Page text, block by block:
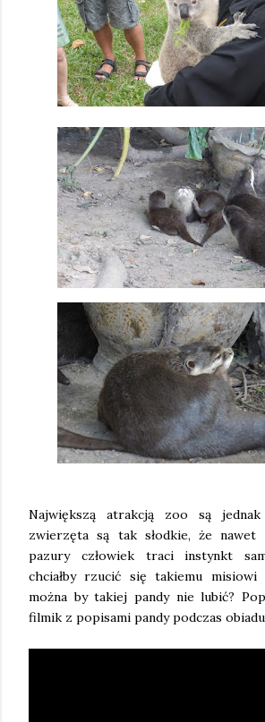
Największą atrakcją zoo są
zwierzęta są tak słodkie, że
pazury człowiek traci instynkt
chciałby rzucić się takiemu
można by takiej pandy nie lubić?
filmik z popisami pandy podczas